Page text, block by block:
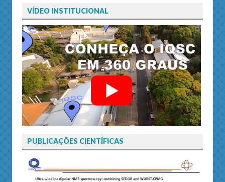
VÍDEO INSTITUCIONAL
PUBLICAÇÕES CIENTÍFICAS